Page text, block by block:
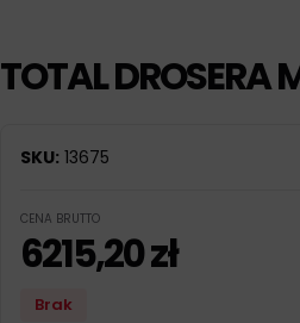
TOTAL DROSERA
SKU: 13675
CENA BRUTTO
6215,20zł
Brak